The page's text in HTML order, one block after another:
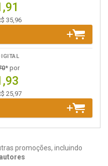
35,96
* por
25,97
promoções, incluindo